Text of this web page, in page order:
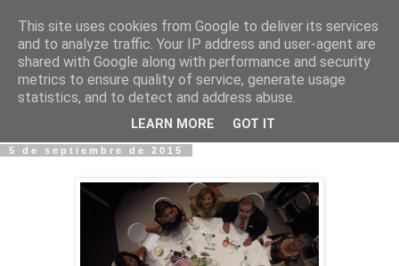
Fotos y Cosas
Miguel Sáenz de Santa María Elizalde
"Un blog es como un diario, pero sin candado".
5 de septiembre de 2015
This site uses cookies from Google to deliver its services
and to analyze traffic. Your IP address and user-agent are
shared with Google along with performance and security
metrics to ensure quality of service, generate usage
statistics, and to detect and address abuse.
LEARN MORE GOT IT